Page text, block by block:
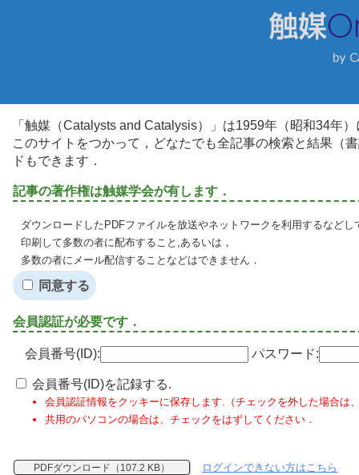
「触媒（Catalysts and Catalysis）」は1959年（昭和34年
このサイトをつかって，どなたでも全記事の検索と結果（
ドもできます．
記事の著作権は触媒学会が有します．
ダウンロードしたPDFファイルを放送やネットワークを利用するなど
印刷して多数の者に配布すること,あるいは，
多数の者にメール配信することなどはできません．
同意する
会員認証が必要です．
会員番号(ID): パスワード:
会員番号(ID)を記録する.
会員認証情報をクッキーに保存します.（チェックを外した場合は
共用のパソコンの場合は、チェックをはずしてください．
PDFダウンロード（107.2 KB）
ログインできない方はこちら